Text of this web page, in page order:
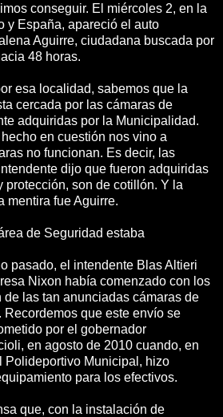
conseguir. El miércoles 2, en la
y España, apareció el auto
Aguirre, ciudadana buscada por
48 horas.
esa localidad, sabemos que la
cercada por las cámaras de
adquiridas por la Municipalidad.
en cuestión nos vino a
no funcionan. Es decir, las
dijo que fueron adquiridas
protección, son de cotillón. Y la
mentira fue Aguirre.
de Seguridad estaba
pasado, el intendente Blas Altieri
Nixon había comenzado con los
las tan anunciadas cámaras de
Recordemos que este envío se
por el gobernador
en agosto de 2010 cuando, en
Polideportivo Municipal, hizo
para los efectivos.
que, con la instalación de